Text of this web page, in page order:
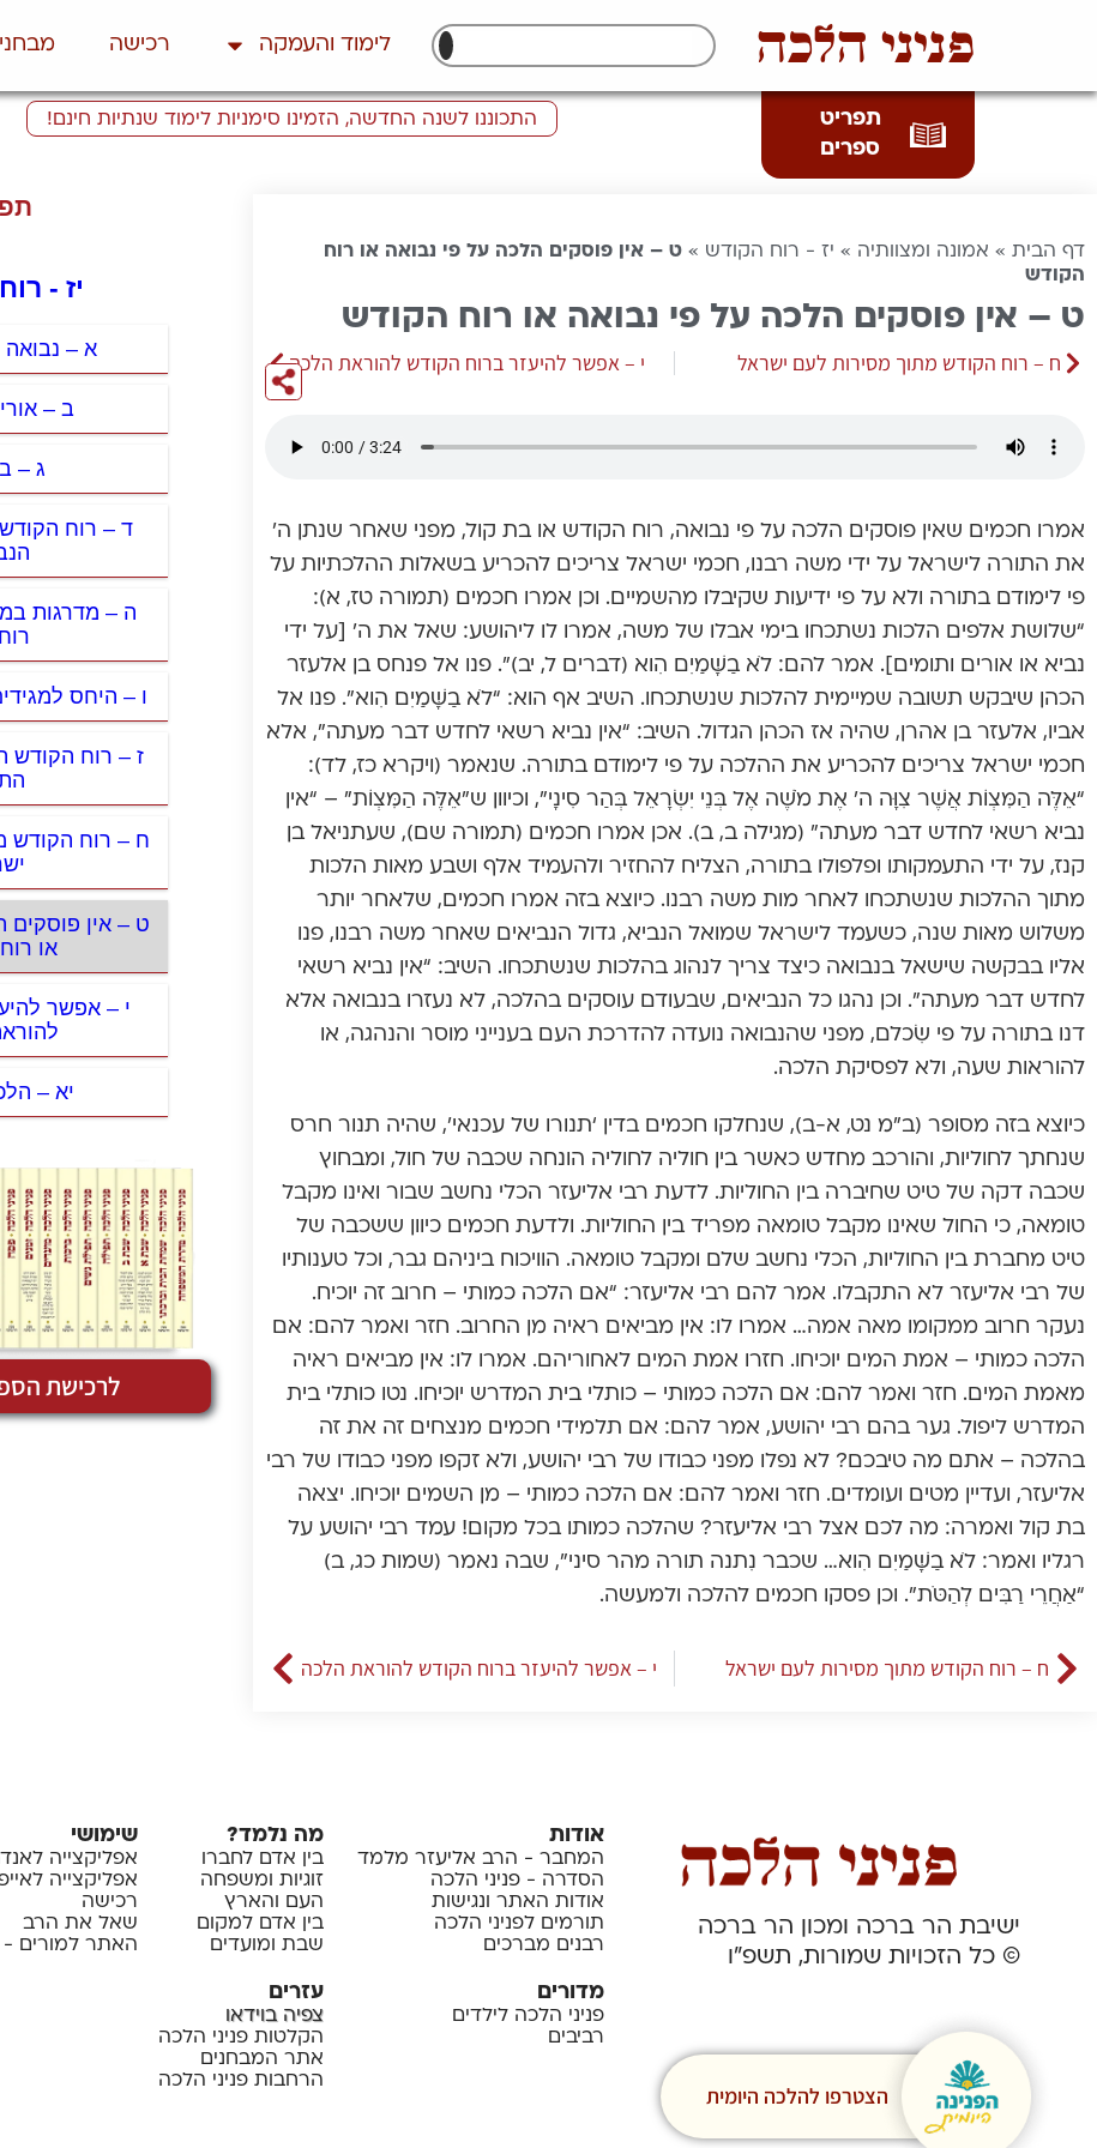
פניני הלכה לימוד והעמקה רכישה
תפריט
ספרים
התכוננו לשנה החדשה, הזמינו סימניות לימוד שנתיות חינם!
דף הבית » אמונה ומצוותיה » יז - רוח הקודש » ט – אין פוסקים הלכה על פי נבואה או רוח
הקודש
ט – אין פוסקים הלכה על פי נבואה או רוח הקודש
ח – רוח הקודש מתוך מסירות לעם ישראל י – אפשר להיעזר ברוח הקודש להוראת הלכה
אמרו חכמים שאין פוסקים הלכה על פי נבואה, רוח הקודש או בת קול, מפני שאחר שנתן ה’
את התורה לישראל על ידי משה רבנו, חכמי ישראל צריכים להכריע בשאלות ההלכתיות על
פי לימודם בתורה ולא על פי ידיעות שקיבלו מהשמיים. וכן אמרו חכמים (תמורה טז, א):
“שלושת אלפים הלכות נשתכחו בימי אבלו של משה, אמרו לו ליהושע: שאל את ה’ [על ידי
נביא או אורים ותומים]. אמר להם: לֹא בַשָּׁמַיִם הִוא (דברים ל, יב)”. פנו אל פנחס בן אלעזר
הכהן שיבקש תשובה שמיימית להלכות שנשתכחו. השיב אף הוא: “לֹא בַשָּׁמַיִם הִוא”. פנו אל
אביו, אלעזר בן אהרן, שהיה אז הכהן הגדול. השיב: “אין נביא רשאי לחדש דבר מעתה”, אלא
חכמי ישראל צריכים להכריע את ההלכה על פי לימודם בתורה. שנאמר (ויקרא כז, לד):
“אֵלֶּה הַמִּצְוֹת אֲשֶׁר צִוָּה ה’ אֶת מֹשֶׁה אֶל בְּנֵי יִשְׂרָאֵל בְּהַר סִינָי”, וכיוון ש”אֵלֶּה הַמִּצְוֹת” – “אין
נביא רשאי לחדש דבר מעתה” (מגילה ב, ב). אכן אמרו חכמים (תמורה שם), שעתניאל בן
קנז, על ידי התעמקותו ופלפולו בתורה, הצליח להחזיר ולהעמיד אלף ושבע מאות הלכות
מתוך ההלכות שנשתכחו לאחר מות משה רבנו. כיוצא בזה אמרו חכמים, שלאחר יותר
משלוש מאות שנה, כשעמד לישראל שמואל הנביא, גדול הנביאים שאחר משה רבנו, פנו
אליו בבקשה שישאל בנבואה כיצד צריך לנהוג בהלכות שנשתכחו. השיב: “אין נביא רשאי
לחדש דבר מעתה”. וכן נהגו כל הנביאים, שבעודם עוסקים בהלכה, לא נעזרו בנבואה אלא
דנו בתורה על פי שִׂכלם, מפני שהנבואה נועדה להדרכת העם בענייני מוסר והנהגה, או
להוראות שעה, ולא לפסיקת הלכה.
כיוצא בזה מסופר (ב”מ נט, א-ב), שנחלקו חכמים בדין ‘תנורו של עכנאי’, שהיה תנור חרס
שנחתך לחוליות, והורכב מחדש כאשר בין חוליה לחוליה הונחה שכבה של חול, ומבחוץ
שכבה דקה של טיט שחיברה בין החוליות. לדעת רבי אליעזר הכלי נחשב שבור ואינו מקבל
טומאה, כי החול שאינו מקבל טומאה מפריד בין החוליות. ולדעת חכמים כיוון ששכבה של
טיט מחברת בין החוליות, הכלי נחשב שלם ומקבל טומאה. הוויכוח ביניהם גבר, וכל טענותיו
של רבי אליעזר לא התקבלו. אמר להם רבי אליעזר: “אם הלכה כמותי – חרוב זה יוכיח.
נעקר חרוב ממקומו מאה אמה… אמרו לו: אין מביאים ראיה מן החרוב. חזר ואמר להם: אם
הלכה כמותי – אמת המים יוכיחו. חזרו אמת המים לאחוריהם. אמרו לו: אין מביאים ראיה
מאמת המים. חזר ואמר להם: אם הלכה כמותי – כותלי בית המדרש יוכיחו. נטו כותלי בית
המדרש ליפול. גער בהם רבי יהושע, אמר להם: אם תלמידי חכמים מנצחים זה את זה
בהלכה – אתם מה טיבכם? לא נפלו מפני כבודו של רבי יהושע, ולא זקפו מפני כבודו של רבי
אליעזר, ועדיין מטים ועומדים. חזר ואמר להם: אם הלכה כמותי – מן השמים יוכיחו. יצאה
בת קול ואמרה: מה לכם אצל רבי אליעזר? שהלכה כמותו בכל מקום! עמד רבי יהושע על
רגליו ואמר: לֹא בַשָּׁמַיִם הִוא… שכבר נִתנה תורה מהר סיני”, שבה נאמר (שמות כג, ב)
“אַחֲרֵי רַבִּים לְהַטֹּת”. וכן פסקו חכמים להלכה ולמעשה.
ח – רוח הקודש מתוך מסירות לעם ישראל י – אפשר להיעזר ברוח הקודש להוראת הלכה
יז -
א – נבואה
ב –
ג –
ד – רוח
ה – מדרגות
ו – היחס
ז – רוח הקודש
ח – רוח הקודש
ט – אין פוסקים
או
י – אפשר
יא –
לרכישת
ישיבת הר ברכה ומכון הר ברכה
© כל הזכויות שמורות, תשפ”ו
הצטרפו להלכה היומית
אודות
המחבר - הרב אליעזר מלמד
הסדרה - פניני הלכה
אודות האתר ונגישות
תורמים לפניני הלכה
רבנים מברכים
מה נלמד?
בין אדם לחברו
זוגיות ומשפחה
העם והארץ
בין אדם למקום
שבת ומועדים
שימושי
אפליקצייה
אפליקצייה
רכישה
שאל את הרב
האתר למורים -
מדורים
פניני הלכה לילדים
רביבים
עזרים
צפיה בוידאו
הקלטות פניני הלכה
אתר המבחנים
הרחבות פניני הלכה